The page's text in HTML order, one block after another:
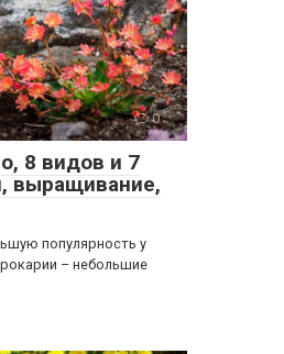
0
8 видов и 7
выращивание,
популярность у
– небольшие